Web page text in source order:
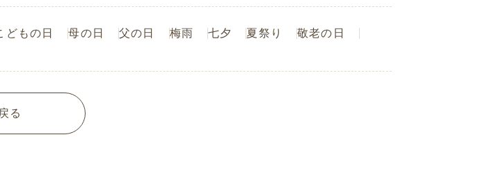
どもの日 母の日 父の日 梅雨 七夕 夏祭り
敬老の日
る